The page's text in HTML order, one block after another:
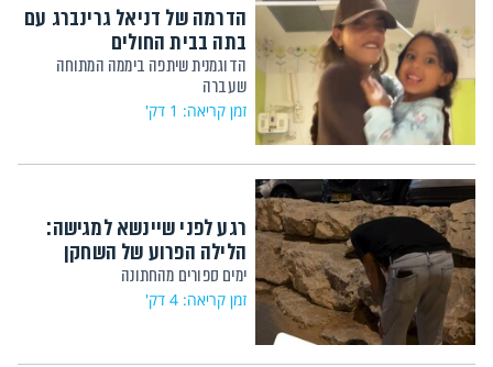
הדרמה של דניאל גרינברג עם
בתה בבית החולים
הדוגמנית שיתפה ביממה המתוחה
שעברה
זמן קריאה: 1 דק'
רגע לפני שיינשא למגישה:
הלילה הפרוע של השחקן
ימים ספורים מהחתונה
זמן קריאה: 4 דק'